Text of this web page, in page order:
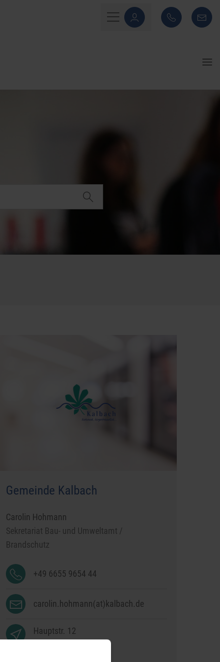
Gemeinde Kalbach
Carolin Hohmann
Sekretariat Bau- und Umweltamt /
Brandschutz
+49 6655 9654 44
carolin.hohmann(at)kalbach.de
Hauptstr. 12